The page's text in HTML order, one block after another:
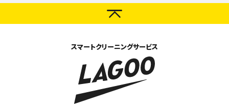
スマートクリーニングサービス